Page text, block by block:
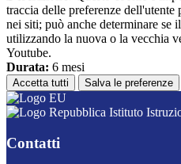
traccia delle preferenze
nei siti; può anche determinare se
utilizzando la nuova o la vecchia
Youtube.
Durata: 6 mesi
Accetta tutti Salva le preferenze
Istituto
Contatti